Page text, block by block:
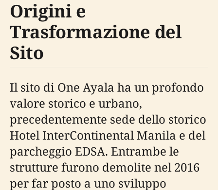
Origini e
Trasformazione del
Sito
Il sito di One Ayala ha un profondo
valore storico e urbano,
precedentemente sede dello storico
Hotel InterContinental Manila e del
parcheggio EDSA. Entrambe le
strutture furono demolite nel 2016
per far posto a uno sviluppo